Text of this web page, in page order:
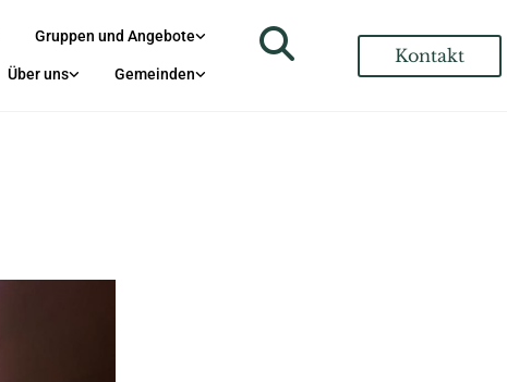
Gruppen und Angebote
Über uns Gemeinden
Kontakt